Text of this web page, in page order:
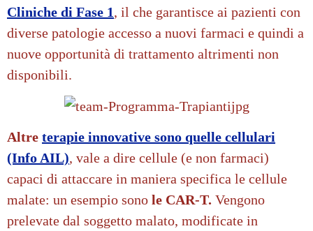
Cliniche di Fase 1, il che garantisce ai pazienti con
diverse patologie accesso a nuovi farmaci e quindi a
nuove opportunità di trattamento altrimenti non
disponibili.
Altre terapie innovative sono quelle cellulari
(Info AIL), vale a dire cellule (e non farmaci)
capaci di attaccare in maniera specifica le cellule
malate: un esempio sono le CAR-T. Vengono
prelevate dal soggetto malato, modificate in